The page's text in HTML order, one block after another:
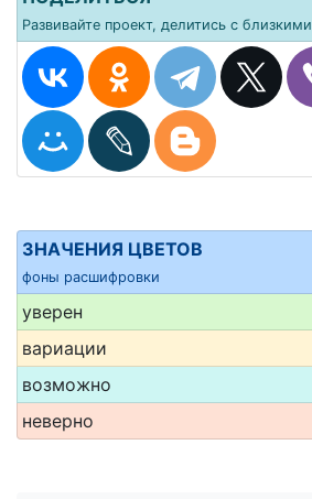
Развивайте проект, делитись с близкими
ЗНАЧЕНИЯ ЦВЕТОВ
фоны расшифровки
уверен
вариации
возможно
неверно